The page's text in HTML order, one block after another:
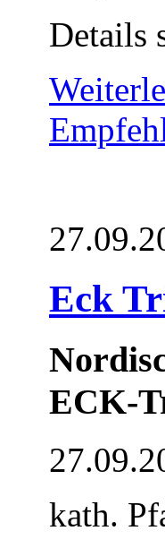
Details
Eck
ECK-
kath.